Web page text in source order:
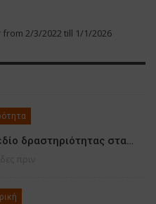
δραστηριότητας στα…